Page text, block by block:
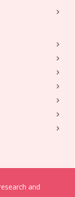
and